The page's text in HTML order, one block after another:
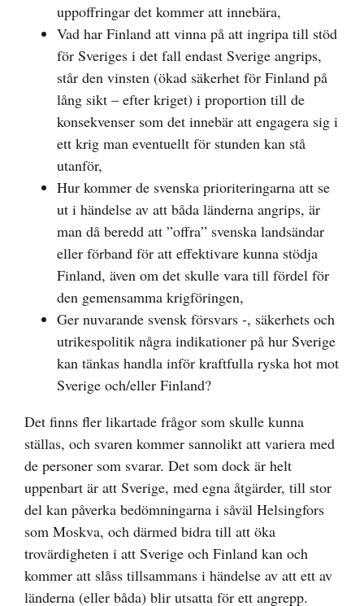
uppoffringar det kommer att innebära,
Vad har Finland att vinna på att ingripa till stöd
för Sveriges i det fall endast Sverige angrips,
står den vinsten (ökad säkerhet för Finland på
lång sikt – efter kriget) i proportion till de
konsekvenser som det innebär att engagera sig i
ett krig man eventuellt för stunden kan stå
utanför,
Hur kommer de svenska prioriteringarna att se
ut i händelse av att båda länderna angrips, är
man då beredd att ”offra” svenska landsändar
eller förband för att effektivare kunna stödja
Finland, även om det skulle vara till fördel för
den gemensamma krigföringen,
Ger nuvarande svensk försvars -, säkerhets och
utrikespolitik några indikationer på hur Sverige
kan tänkas handla inför kraftfulla ryska hot mot
Sverige och/eller Finland?
Det finns fler likartade frågor som skulle kunna
ställas, och svaren kommer sannolikt att variera med
de personer som svarar. Det som dock är helt
uppenbart är att Sverige, med egna åtgärder, till stor
del kan påverka bedömningarna i såväl Helsingfors
som Moskva, och därmed bidra till att öka
trovärdigheten i att Sverige och Finland kan och
kommer att slåss tillsammans i händelse av att ett av
länderna (eller båda) blir utsatta för ett angrepp.